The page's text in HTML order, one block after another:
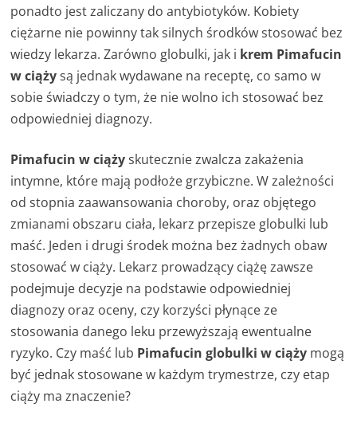
ponadto jest zaliczany do antybiotyków. Kobiety
ciężarne nie powinny tak silnych środków stosować bez
wiedzy lekarza. Zarówno globulki, jak i krem Pimafucin
w ciążysą jednak wydawane na receptę, co samo w
sobie świadczy o tym, że nie wolno ich stosować bez
odpowiedniej diagnozy.
Pimafucin w ciążyskutecznie zwalcza zakażenia
intymne, które mają podłoże grzybiczne. W zależności
od stopnia zaawansowania choroby, oraz objętego
zmianami obszaru ciała, lekarz przepisze globulki lub
maść. Jeden i drugi środek można bez żadnych obaw
stosować w ciąży. Lekarz prowadzący ciążę zawsze
podejmuje decyzje na podstawie odpowiedniej
diagnozy oraz oceny, czy korzyści płynące ze
stosowania danego leku przewyższają ewentualne
ryzyko. Czy maść lub Pimafucin globulki w ciąży mogą
być jednak stosowane w każdym trymestrze, czy etap
ciąży ma znaczenie?